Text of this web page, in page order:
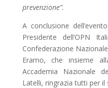
prevenzione”.
A conclusione
Presidente dell’OPN
Confederazione
Eramo, che insieme
Accademia Nazionale
Latelli, ringrazia tutti per